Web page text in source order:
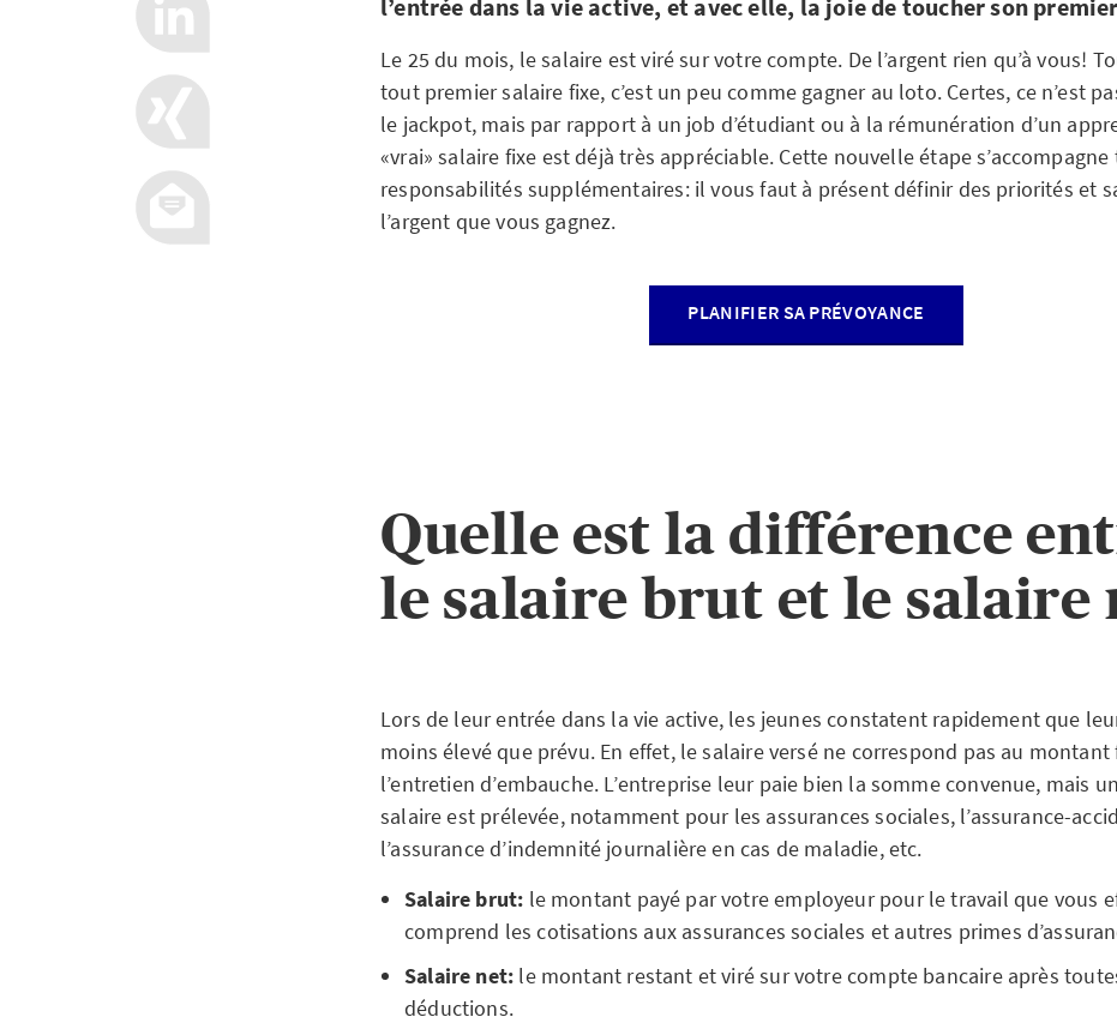
l’entrée dans la vie active, et avec elle, la joie de toucher son
Le 25 du mois, le salaire est viré sur votre compte. De l’argent rien qu’à vous!
tout premier salaire fixe, c’est un peu comme gagner au loto. Certes, ce n’est
le jackpot, mais par rapport à un job d’étudiant ou à la rémunération d’un
«vrai» salaire fixe est déjà très appréciable. Cette nouvelle étape
responsabilités supplémentaires: il vous faut à présent définir des priorités et
l’argent que vous gagnez.
PLANIFIER SA PRÉVOYANCE
Quelle est la différence
le salaire brut et le salaire
Lors de leur entrée dans la vie active, les jeunes constatent rapidement que
moins élevé que prévu. En effet, le salaire versé ne correspond pas au montant
l’entretien d’embauche. L’entreprise leur paie bien la somme convenue, mais
salaire est prélevée, notamment pour les assurances sociales, l’assurance-
l’assurance d’indemnité journalière en cas de maladie, etc.
Salaire brut: le montant payé par votre employeur pour le travail que vous
comprend les cotisations aux assurances sociales et autres primes
Salaire net: le montant restant et viré sur votre compte bancaire après
déductions.